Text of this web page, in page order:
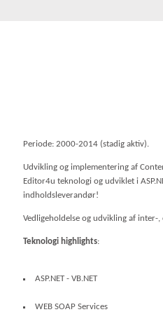
Periode: 2000-2014 (stadig aktiv).
Udvikling og implementering af
Editor4u teknologi og udviklet i
indholdsleverandør!
Vedligeholdelse og udvikling af inter-
Teknologi highlights:
ASP.NET - VB.NET
WEB SOAP Services